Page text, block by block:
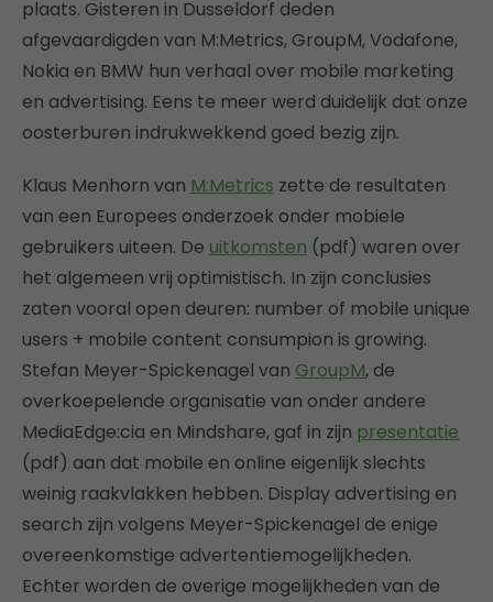
plaats. Gisteren in Dusseldorf deden
afgevaardigden van M:Metrics, GroupM, Vodafone,
Nokia en BMW hun verhaal over mobile marketing
en advertising. Eens te meer werd duidelijk dat onze
oosterburen indrukwekkend goed bezig zijn.
Klaus Menhorn van M:Metrics zette de resultaten
van een Europees onderzoek onder mobiele
gebruikers uiteen. De uitkomsten (pdf) waren over
het algemeen vrij optimistisch. In zijn conclusies
zaten vooral open deuren: number of mobile unique
users + mobile content consumpion is growing.
Stefan Meyer-Spickenagel van GroupM, de
overkoepelende organisatie van onder andere
MediaEdge:cia en Mindshare, gaf in zijn presentatie
(pdf) aan dat mobile en online eigenlijk slechts
weinig raakvlakken hebben. Display advertising en
search zijn volgens Meyer-Spickenagel de enige
overeenkomstige advertentiemogelijkheden.
Echter worden de overige mogelijkheden van de